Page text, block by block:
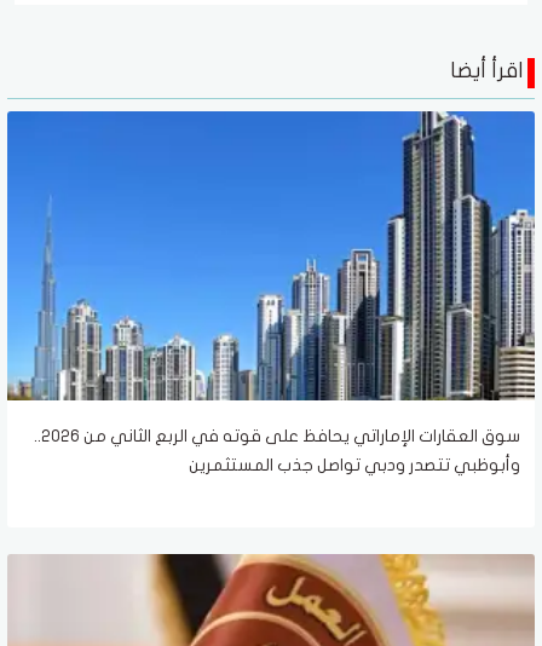
اقرأ أيضا
وأبوظبي تتصدر ودبي تواصل جذب المستثمرين